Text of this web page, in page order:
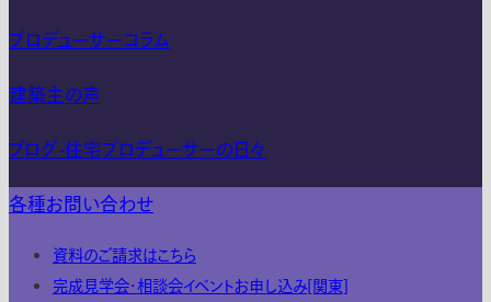
プロデューサーコラム
建築主の声
ブログ-住宅プロデューサーの日々
各種お問い合わせ
資料のご請求はこちら
完成見学会・相談会イベントお申し込み[関東]